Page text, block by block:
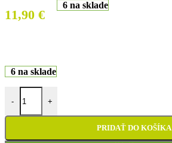
11,90 €
6 na sklade
6 na sklade
- +
PRIDAŤ DO KOŠÍKA